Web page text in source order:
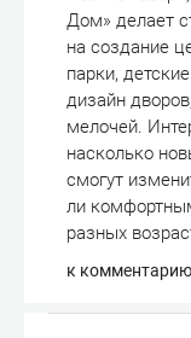
Дом» делает
на создание
парки,
дизайн
мелочей.
насколько
смогут
ли
разных
к комментарию